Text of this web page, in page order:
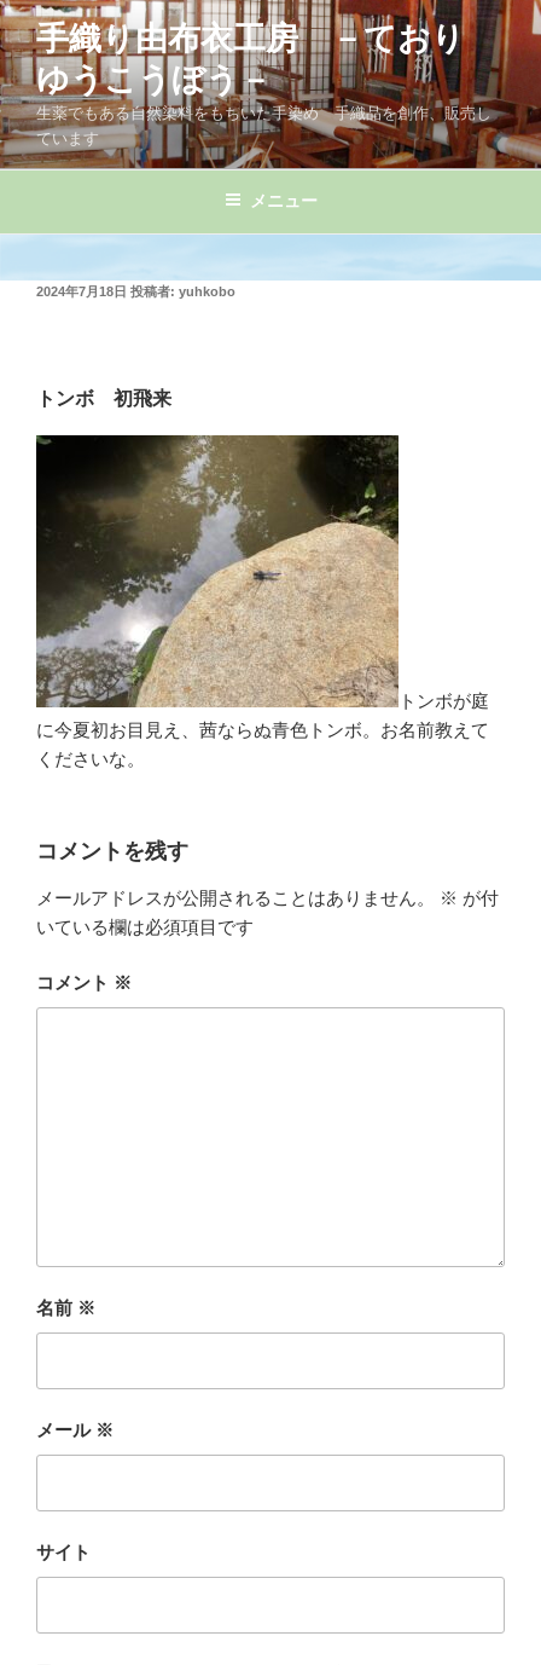
コ
ン
テ
ン
ツ
へ
手織り由布衣工房 －ており
ゆうこうぼう－
生薬でもある自然染料をもちいた手染め 手織品を創作、販売し
ています
メニュー
投
2024年7月18日 投稿者: yuhkobo
トンボ 初飛来
トンボが庭
に今夏初お目見え、茜ならぬ青色トンボ。お名前教えて
くださいな。
コメントを残す
メールアドレスが公開されることはありません。 ※ が付
いている欄は必須項目です
コメント ※
名前 ※
メール ※
サイト